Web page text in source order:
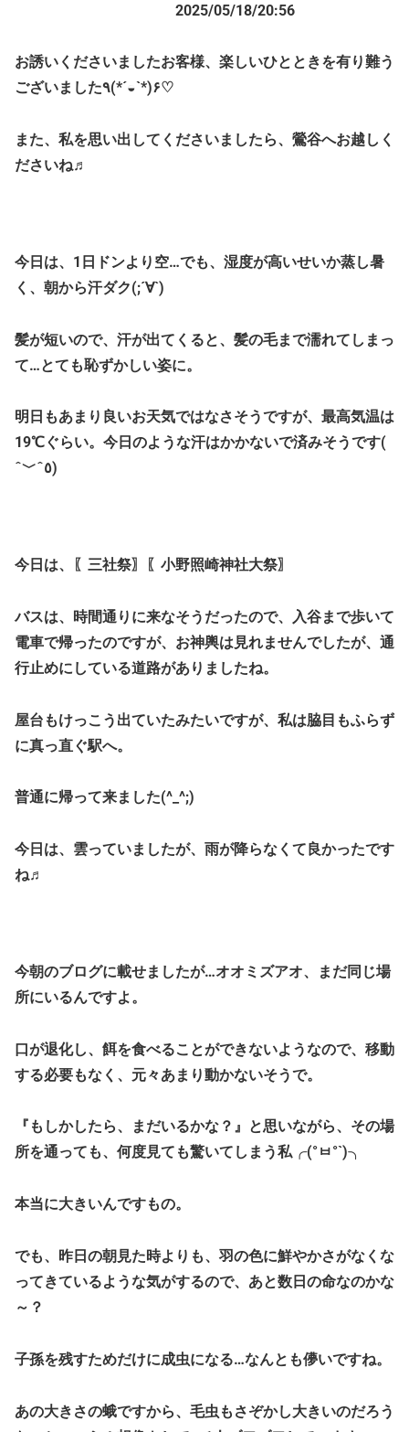
2025/05/18/20:56
お誘いくださいましたお客様、楽しいひとときを有り難う
ございました٩(*´◒`*)۶♡
また、私を思い出してくださいましたら、鶯谷へお越しく
ださいね♬
今日は、1日ドンより空…でも、湿度が高いせいか蒸し暑
く、朝から汗ダク(;´∀`)
髪が短いので、汗が出てくると、髪の毛まで濡れてしまっ
て…とても恥ずかしい姿に。
明日もあまり良いお天気ではなさそうですが、最高気温は
19℃ぐらい。今日のような汗はかかないで済みそうです(
ˆ﹀ˆ٥)
今日は、〖三社祭〗〖小野照崎神社大祭〗
バスは、時間通りに来なそうだったので、入谷まで歩いて
電車で帰ったのですが、お神輿は見れませんでしたが、通
行止めにしている道路がありましたね。
屋台もけっこう出ていたみたいですが、私は脇目もふらず
に真っ直ぐ駅へ。
普通に帰って来ました(^_^;)
今日は、雲っていましたが、雨が降らなくて良かったです
ね♬
今朝のブログに載せましたが…オオミズアオ、まだ同じ場
所にいるんですよ。
口が退化し、餌を食べることができないようなので、移動
する必要もなく、元々あまり動かないそうで。
『もしかしたら、まだいるかな？』と思いながら、その場
所を通っても、何度見ても驚いてしまう私╭(°ㅂ°`)╮
本当に大きいんですもの。
でも、昨日の朝見た時よりも、羽の色に鮮やかさがなくな
ってきているような気がするので、あと数日の命なのかな
～？
子孫を残すためだけに成虫になる…なんとも儚いですね。
あの大きさの蛾ですから、毛虫もさぞかし大きいのだろう